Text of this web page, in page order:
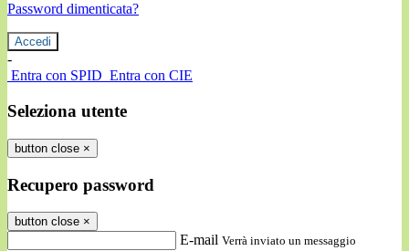
Password dimenticata?
-
Entra con SPID Entra con CIE
Seleziona utente
button close ×
Recupero password
button close ×
E-mail Verrà inviato un messaggio